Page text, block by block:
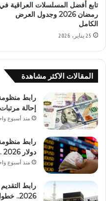
تابع أفضل المسلسلات العراقية في
رمضان 2026 وجدول العرض
الكامل
25 يناير، 2026
المقالات الاكثر مشاهدة
إحالة
منذ أسبوع
دولار 2026 .. شرح خطوات التسجيل
منذ أسبوع
رابط
2026.. خطوات التسجيل الإلكتروني في قرعة الحج